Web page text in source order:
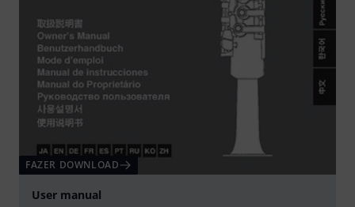
FAZER DOWNLOAD
User manual